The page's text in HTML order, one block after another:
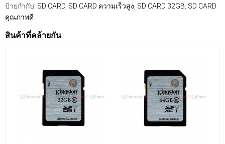
ป้ายกำกับ: SD CARD SD CARD ความเร็วสูง SD CARD 32GB SD CARD
คุณภาพดี
สินค้าที่คล้ายกัน